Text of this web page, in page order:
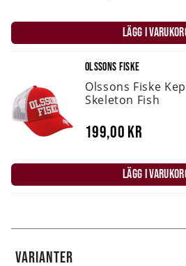
LÄGG I
OLSSONS FISKE
Olssons Fiske
Skeleton Fish
199,00 kr
LÄGG I
VARIANTER